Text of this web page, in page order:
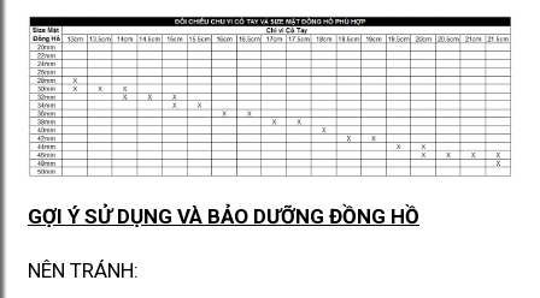
GỢI Ý SỬ DỤNG VÀ BẢO DƯỠNG ĐỒNG HỒ
NÊN TRÁNH: